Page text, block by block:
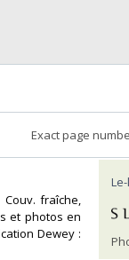
Exact page
Couv. fraîche,
et photos en
Dewey :